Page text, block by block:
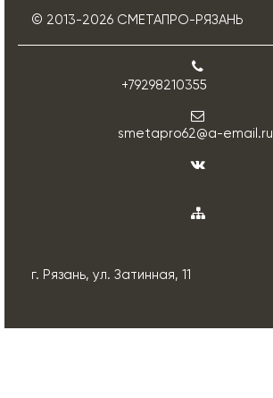
© 2013-2026 СМЕТАПРО-РЯЗАНЬ
+79298210355
smetapro62@a-email.ru
г. Рязань, ул. Затинная, 11